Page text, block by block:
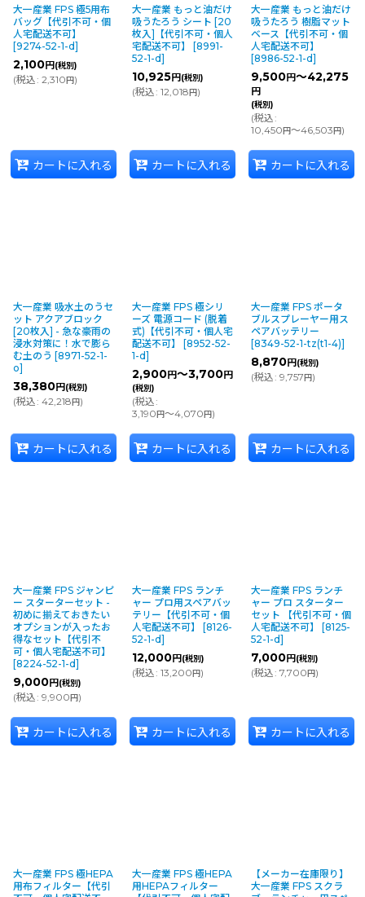
大一産業 FPS 極5用布
バッグ【代引不可・個
人宅配送不可】
[9274-52-1-d]
2,100円 (税別)
(税込: 2,310 円)
カートに入れる
大一産業 もっと油だけ
吸うたろう シート [20
枚入]【代引不可・個人
宅配送不可】
[8991-
52-1-d]
10,925円 (税別)
(税込: 12,018 円)
カートに入れる
大一産業 もっと油だけ
吸うたろう 樹脂マット
ベース【代引不可・個
人宅配送不可】
[8986-52-1-d]
9,500円～42,275
円
(税別)
(税込:
10,450 円～46,503 円)
カートに入れる
大一産業 吸水土のうセ
ット アクアブロック
[20枚入] - 急な豪雨の
浸水対策に！水で膨ら
む土のう [8971-52-1-
o]
38,380円 (税別)
(税込: 42,218 円)
カートに入れる
大一産業 FPS 極シリ
ーズ 電源コード (脱着
式)【代引不可・個人宅
配送不可】
[8952-52-
1-d]
2,900円～3,700円
(税別)
(税込:
3,190 円～4,070 円)
カートに入れる
大一産業 FPS ポータ
ブルスプレーヤー用ス
ペアバッテリー
[8349-52-1-tz(t1-4)]
8,870円 (税別)
(税込: 9,757 円)
カートに入れる
大一産業 FPS ジャンピ
ー スターターセット -
初めに揃えておきたい
オプションが入ったお
得なセット【代引不
可・個人宅配送不可】
[8224-52-1-d]
9,000円 (税別)
(税込: 9,900 円)
カートに入れる
大一産業 FPS ランチ
ャー プロ用スペアバッ
テリー【代引不可・個
人宅配送不可】
[8126-
52-1-d]
12,000円 (税別)
(税込: 13,200 円)
カートに入れる
大一産業 FPS ランチ
ャー プロ スターター
セット 【代引不可・個
人宅配送不可】
[8125-
52-1-d]
7,000円 (税別)
(税込: 7,700 円)
カートに入れる
大一産業 FPS 極HEPA
用布フィルター【代引
大一産業 FPS 極HEPA
用HEPAフィルター
【メーカー在庫限り】
大一産業 FPS スクラ